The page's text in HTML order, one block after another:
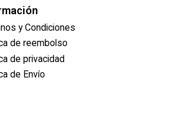
y Condiciones
de reembolso
de privacidad
de Envío